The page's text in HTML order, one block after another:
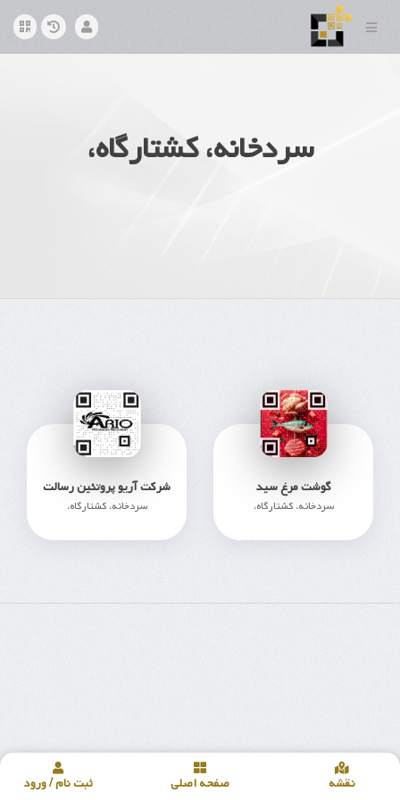
سردخانه، کشتارگاه،
گوشت مرغ سید
سردخانه، کشتارگاه،
شرکت آریو پروتئین رسالت
سردخانه، کشتارگاه،
نقشه صفحه اصلی ثبت نام / ورود